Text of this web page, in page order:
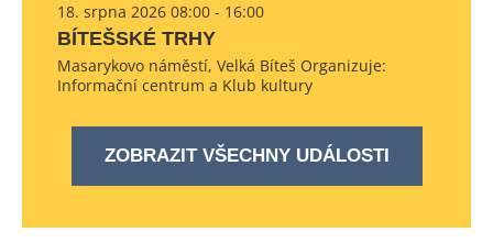
18. srpna 2026 08:00 - 16:00
BÍTEŠSKÉ TRHY
Masarykovo náměstí, Velká Bíteš Organizuje:
Informační centrum a Klub kultury
ZOBRAZIT VŠECHNY UDÁLOSTI